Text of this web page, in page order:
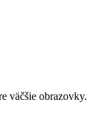
väčšie obrazovky.